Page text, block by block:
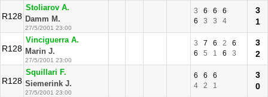
R128
Stoliarov A.
Damm M.
27/5/2001 23:00
3 6 6
6
6
3 3 4
3
1
R128
Vinciguerra A.
Marin J.
27/5/2001 23:00
3 7 6 2
6
6
5 1 6 3
3
2
R128
Squillari F.
Siemerink J.
27/5/2001 23:00
6 6
6
4
2 1
3
0